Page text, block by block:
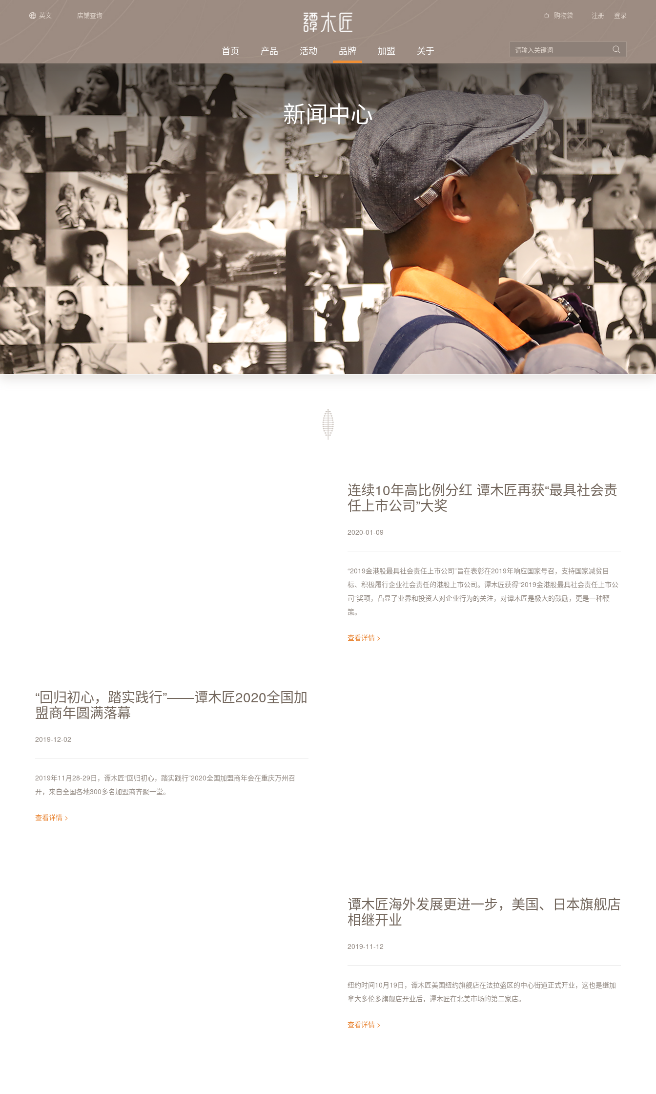
首页 产品
场景
通用单品
礼盒甄选
心意礼赠
喜事连连
时光经典
联名之作
工艺
木梳
镜子
护发梳
角梳
镜梳套装
手珠
手镯
活动
正在发生
『栉佩之美』2023第七届谭木匠
设计大赛
全部 >
往期精彩
坚持梳头21天，会带来什么变
化？
爱的百态，皆可梳情
全部 >
品牌
新闻
创造美好生活 做世界上最漂亮的
木梳 ——谭木匠公司入选首批“美
丽工坊”项目
从“心”出发，从“新”出发 ——谭木
匠三十周年庆典暨2023加盟商年
会圆满落幕
谭木匠×2023苏州文博会 | 栉佩之
美——第七届谭木匠设计大赛成果
展
全部 >
品牌历程
开始
第一阶段：起步
第二阶段：探索
第三阶段：成长
第四阶段：突破
探索
匠人故事
感动顾客
社会责任
谭木匠借力海外加盟商
筹防护物资 126万只手
套发往武汉医院​
谭木匠爱心小组走进句
容市边城镇医养中心
电子刊物
2023年/第12期
2023年/第11期
2023年/第10期
2023年/第9期
全部 >
品牌视频
加盟
加盟介绍 加盟流程 加盟规划 联系方式
店面形象 申请加盟
关于
集团介绍
关于谭木匠
宗旨与使命
产品定位
子公司介绍
重庆谭木匠工艺品有限公司
江苏谭木匠旅游发展有限公司
集团结构
集团结构
投资者关系
公告以及通函 招股书
公司资料
企业管制
投资者查询
英文 店铺查询 注册 登录
购物袋
新闻中心
连续10年高比例分红 谭木匠再获“最具社会责
任上市公司”大奖
2020-01-09
“2019金港股最具社会责任上市公司”旨在表彰在2019年响应国家号召，支持国家减贫目
标、积极履行企业社会责任的港股上市公司。谭木匠获得“2019金港股最具社会责任上市公
司”奖项，凸显了业界和投资人对企业行为的关注，对谭木匠是极大的鼓励，更是一种鞭
策。
查看详情 >
“回归初心，踏实践行”——谭木匠2020全国加
盟商年圆满落幕
2019-12-02
2019年11月28-29日，谭木匠“回归初心，踏实践行”2020全国加盟商年会在重庆万州召
开，来自全国各地300多名加盟商齐聚一堂。
查看详情 >
谭木匠海外发展更进一步，美国、日本旗舰店
相继开业
2019-11-12
纽约时间10月19日，谭木匠美国纽约旗舰店在法拉盛区的中心街道正式开业，这也是继加
拿大多伦多旗舰店开业后，谭木匠在北美市场的第二家店。
查看详情 >